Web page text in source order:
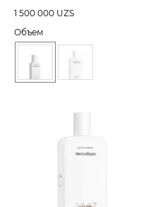
1 500 000 UZS
Объем